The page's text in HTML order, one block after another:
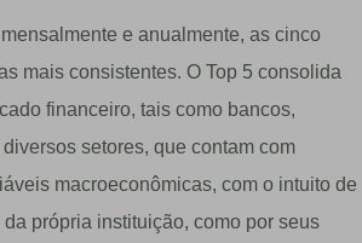
e anualmente, as cinco
mais consistentes. O Top 5 consolida
financeiro, tais como bancos,
setores, que contam com
macroeconômicas, com o intuito de
própria instituição, como por seus